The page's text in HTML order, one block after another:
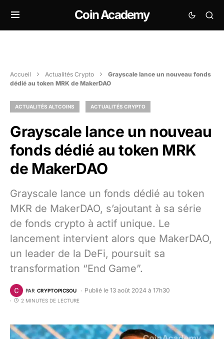
Coin Academy
Accueil Actualités Crypto
Grayscale lance un nouveau fonds
dédié au token MRK de MakerDAO
ACTUALITÉS ALTCOINS ACTUALITÉS CRYPTO
Grayscale lance un nouveau
fonds dédié au token MRK
de MakerDAO
Grayscale lance un fonds dédié au token
MKR de MakerDAO, s’ajoutant à sa série
de fonds crypto à actif unique. Le
lancement intervient alors que MakerDAO,
un leader de la DeFi, poursuit sa
transformation “End Game”.
PAR CRYPTOPICSOU Publié le 13 août 2024 à 17h30
2 MINUTES DE LECTURE